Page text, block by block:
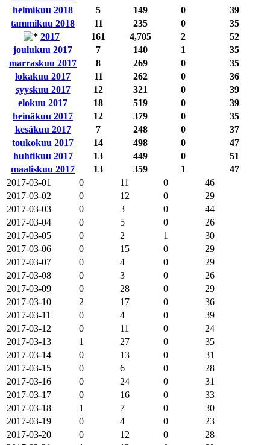
helmikuu 2018
5 149 0
39
tammikuu 2018
11 235 0
35
2017
161 4,705 2
52
joulukuu 2017
7 140 1
35
marraskuu 2017
8 269 0
35
lokakuu 2017
11 262 0
36
syyskuu 2017
12 321 0
39
elokuu 2017
18 519 0
39
heinäkuu 2017
12 379 0
35
kesäkuu 2017
7 248 0
37
toukokuu 2017
14 498 0
47
huhtikuu 2017
13 449 0
51
maaliskuu 2017
13 359 1
47
2017-03-01
0 11 0
46
2017-03-02
0 12 0
29
2017-03-03
0 3 0
44
2017-03-04
0 5 0
26
2017-03-05
0 2 1
30
2017-03-06
0 15 0
29
2017-03-07
0 4 0
29
2017-03-08
0 3 0
26
2017-03-09
0 28 0
29
2017-03-10
2 17 0
36
2017-03-11
0 4 0
39
2017-03-12
0 11 0
24
2017-03-13
1 27 0
35
2017-03-14
0 13 0
31
2017-03-15
0 6 0
28
2017-03-16
0 24 0
31
2017-03-17
0 16 0
33
2017-03-18
1 7 0
30
2017-03-19
0 4 0
23
2017-03-20
0 12 0
28